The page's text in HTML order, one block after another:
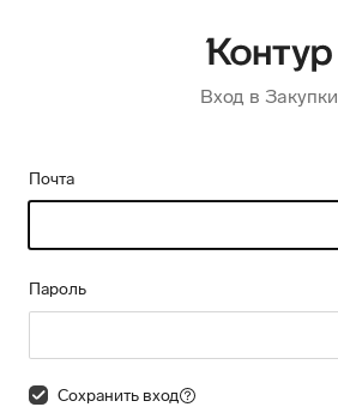
Вход в Закупки
Почта
Пароль
Сохранить вход